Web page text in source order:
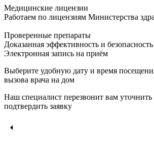
Медицинские лицензии
Работаем по лицензиям Министерства
Проверенные препараты
Доказанная эффективность и безопасность
Электронная запись на приём
Выберите удобную дату и время
вызова врача на дом
Наш специалист перезвонит вам уточнить
подтвердить заявку